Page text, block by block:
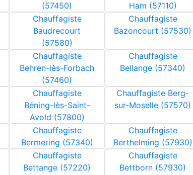
(57450)
Ham (57110)
Chauffagiste
Baudrecourt
(57580)
Chauffagiste
Bazoncourt (57530)
Chauffagiste
Behren-lès-Forbach
(57460)
Chauffagiste
Bellange (57340)
Chauffagiste
Béning-lès-Saint-
Avold (57800)
Chauffagiste Berg-
sur-Moselle (57570)
Chauffagiste
Bermering (57340)
Chauffagiste
Berthelming (57930)
Chauffagiste
Bettange (57220)
Chauffagiste
Bettborn (57930)